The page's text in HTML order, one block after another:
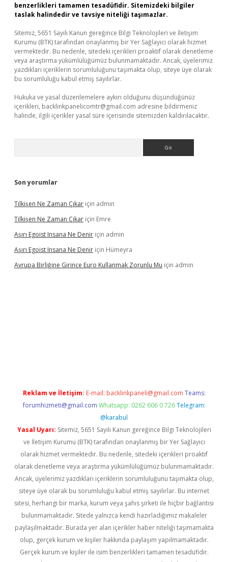
benzerlikleri tamamen tesadüfidir. Sitemizdeki bilgiler
taslak halindedir ve tavsiye niteliği taşımazlar.
Sitemiz, 5651 Sayılı Kanun gereğince Bilgi Teknolojileri ve İletişim
Kurumu (BTK) tarafından onaylanmış bir Yer Sağlayıcı olarak hizmet
vermektedir. Bu nedenle, sitedeki içerikleri proaktif olarak denetleme
veya araştırma yükümlülüğümüz bulunmamaktadır. Ancak, üyelerimiz
yazdıkları içeriklerin sorumluluğunu taşımakta olup, siteye üye olarak
bu sorumluluğu kabul etmiş sayılırlar.
Hukuka ve yasal düzenlemelere aykırı olduğunu düşündüğünüz
içerikleri, backlinkpanelicomtr@gmail.com adresine bildirmeniz
halinde, ilgili içerikler yasal süre içerisinde sitemizden kaldırılacaktır.
Son yorumlar
Tilkişen Ne Zaman Çıkar için admin
Tilkişen Ne Zaman Çıkar için Emre
Aşırı Egoist Insana Ne Denir için admin
Aşırı Egoist Insana Ne Denir için Hümeyra
Avrupa Birliğine Girince Euro Kullanmak Zorunlu Mu için admin
Reklam ve İletişim: E-mail: backlinkpaneli@gmail.com Teams:
forumhizmeti@gmail.com Whatsapp: 0262 606 0 726 Telegram:
@karabul
Yasal Uyarı: Sitemiz, 5651 Sayılı Kanun gereğince Bilgi Teknolojileri
ve İletişim Kurumu (BTK) tarafından onaylanmış bir Yer Sağlayıcı
olarak hizmet vermektedir. Bu nedenle, sitedeki içerikleri proaktif
olarak denetleme veya araştırma yükümlülüğümüz bulunmamaktadır.
Ancak, üyelerimiz yazdıkları içeriklerin sorumluluğunu taşımakta olup,
siteye üye olarak bu sorumluluğu kabul etmiş sayılırlar. Bu internet
sitesi, herhangi bir marka, kurum veya şahıs şirketi ile hiçbir bağlantısı
bulunmamaktadır. Sitede yalnızca kendi hazırladığımız makaleler
paylaşılmaktadır. Burada yer alan içerikler haber niteliği taşımamakta
olup, gerçek kurum ve kişiler hakkında paylaşım yapılmamaktadır.
Gerçek kurum ve kişiler ile isim benzerlikleri tamamen tesadüfidir.